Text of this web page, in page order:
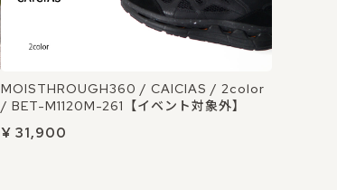
MOISTHROUGH360 / CAICIAS / 2color
/ BET-M1120M-261【イベント対象外】
¥ 31,900